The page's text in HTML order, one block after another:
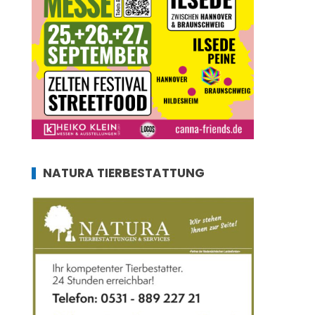
NATURA TIERBESTATTUNG